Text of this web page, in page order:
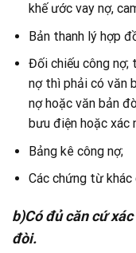
khế ước vay nợ,
Bản thanh lý hợp
Đối chiếu công nợ;
nợ thì phải có văn
nợ hoặc văn bản
bưu điện hoặc xác
Bảng kê công nợ;
Các chứng từ khác
b)Có đủ căn cứ
đòi.